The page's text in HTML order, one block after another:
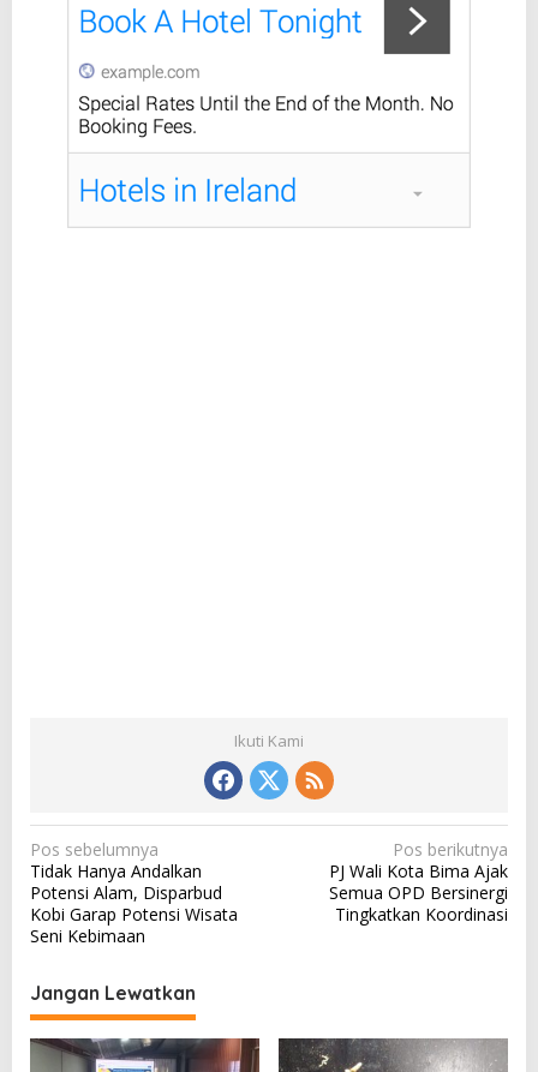
Ikuti Kami
N
a
v
i
g
a
s
Pos sebelumnya
Tidak Hanya Andalkan
Potensi Alam, Disparbud
Kobi Garap Potensi Wisata
Seni Kebimaan
Pos berikutnya
PJ Wali Kota Bima Ajak
Semua OPD Bersinergi
Tingkatkan Koordinasi
Jangan Lewatkan